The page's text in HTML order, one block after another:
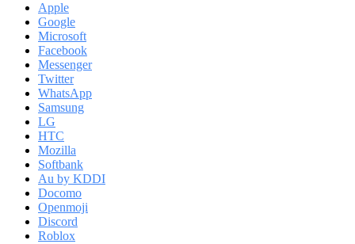
Apple
Google
Microsoft
Facebook
Messenger
Twitter
WhatsApp
Samsung
LG
HTC
Mozilla
Softbank
Au by KDDI
Docomo
Openmoji
Discord
Roblox